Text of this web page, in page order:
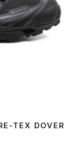
TEX DOVER